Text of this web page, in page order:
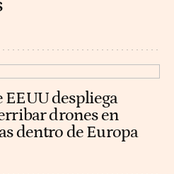
EEUU despliega
drones en
dentro de Europa